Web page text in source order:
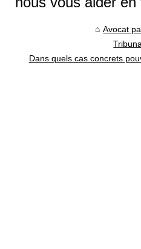
Avocat
Dans quels cas concrets